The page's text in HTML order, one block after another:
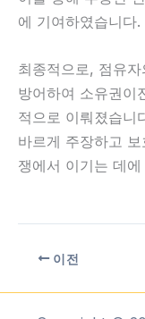
에 기여하였습니다.
최종적으로, 점유
방어하여 소유권이
적으로 이뤄졌습니
바르게 주장하고
쟁에서 이기는 데
이전